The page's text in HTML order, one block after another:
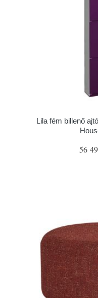
Lila fém billenő
56